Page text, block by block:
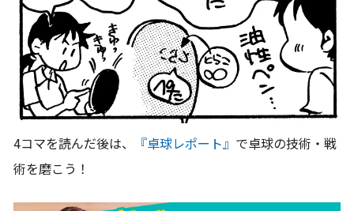
4コマを読んだ後は、 『卓球レポート』 で卓球の技術・戦
術を磨こう！